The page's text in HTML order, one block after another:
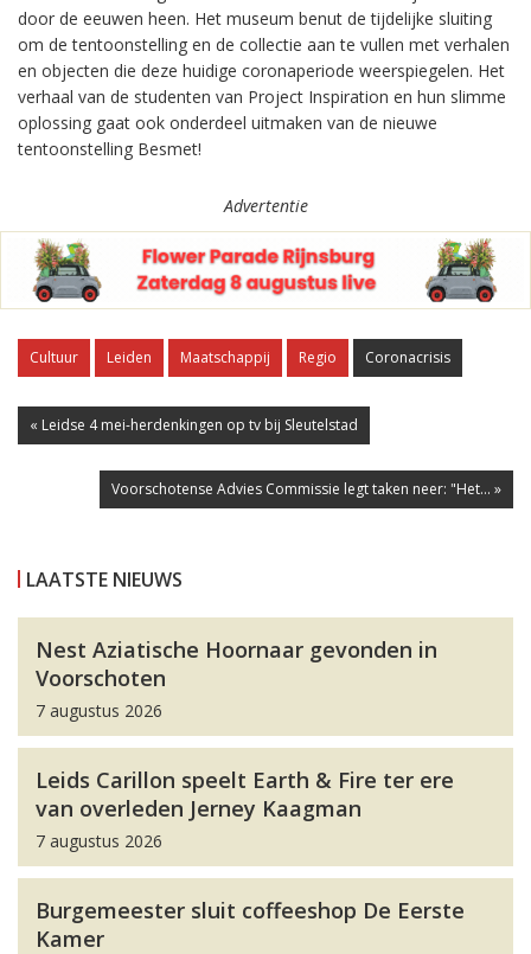
door de eeuwen heen. Het museum benut de tijdelijke sluiting
om de tentoonstelling en de collectie aan te vullen met verhalen
en objecten die deze huidige coronaperiode weerspiegelen. Het
verhaal van de studenten van Project Inspiration en hun slimme
oplossing gaat ook onderdeel uitmaken van de nieuwe
tentoonstelling Besmet!
Advertentie
Cultuur Leiden Maatschappij Regio Coronacrisis
« Leidse 4 mei-herdenkingen op tv bij Sleutelstad
Voorschotense Advies Commissie legt taken neer: "Het... »
LAATSTE NIEUWS
Nest Aziatische Hoornaar gevonden in
Voorschoten
7 augustus 2026
Leids Carillon speelt Earth & Fire ter ere
van overleden Jerney Kaagman
7 augustus 2026
Burgemeester sluit coffeeshop De Eerste
Kamer